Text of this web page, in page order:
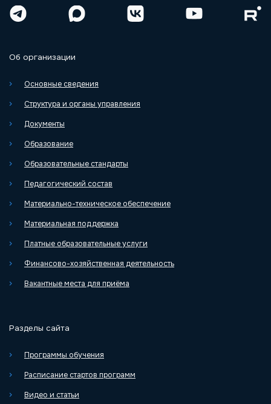
Об организации
Основные сведения
Структура и органы управления
Документы
Образование
Образовательные стандарты
Педагогический состав
Материально-техническое обеспечение
Материальная поддержка
Платные образовательные услуги
Финансово-хозяйственная деятельность
Вакантные места для приёма
Разделы сайта
Программы обучения
Расписание стартов программ
Видео и статьи